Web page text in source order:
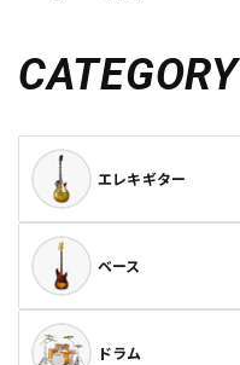
CATEGORY
エレキギター
ベース
ドラム